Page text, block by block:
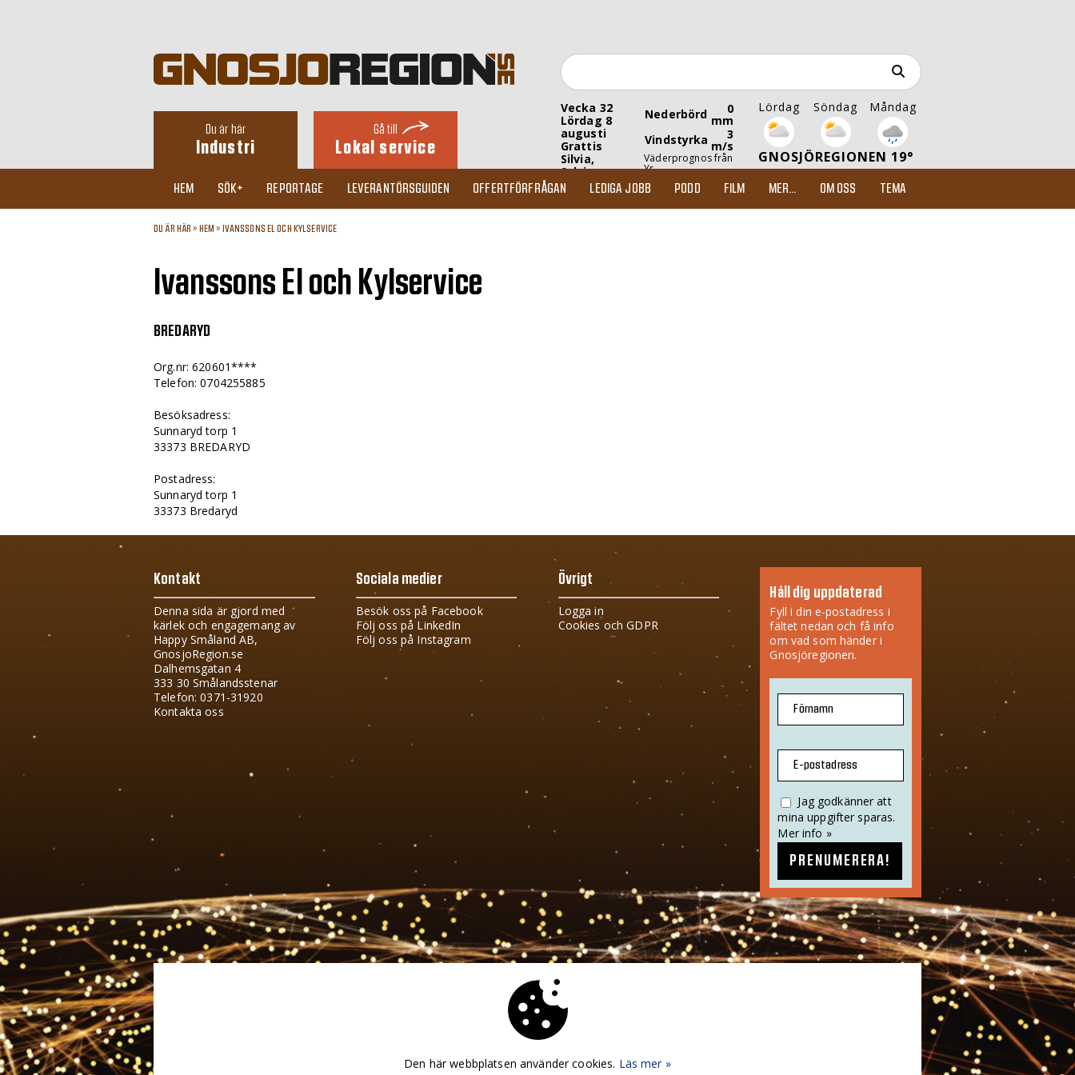
Du är här
Industri
Gå till
Lokal service
Vecka 32
Lördag 8
augusti
Grattis
Silvia,
Sylvia
Nederbörd 0
mm
Vindstyrka
3
m/s
Väderprognos från
Yr
Lördag Söndag Måndag
GNOSJÖREGIONEN 19°
HEM SÖK+ REPORTAGE LEVERANTÖRSGUIDEN OFFERTFÖRFRÅGAN LEDIGA JOBB PODD FILM MER... OM OSS TEMA
DU ÄR HÄR » HEM » IVANSSONS EL OCH KYLSERVICE
Ivanssons El och Kylservice
BREDARYD
Org.nr: 620601****
Telefon: 0704255885
Besöksadress:
Sunnaryd torp 1
33373 BREDARYD
Postadress:
Sunnaryd torp 1
33373 Bredaryd
Kontakt
Denna sida är gjord med
kärlek och engagemang av
Happy Småland AB,
GnosjoRegion.se
Dalhemsgatan 4
333 30 Smålandsstenar
Telefon: 0371-31920
Kontakta oss
Sociala medier
Besök oss på Facebook
Följ oss på LinkedIn
Följ oss på Instagram
Övrigt
Logga in
Cookies och GDPR
Håll dig uppdaterad
Fyll i din e-postadress i
fältet nedan och få info
om vad som händer i
Gnosjöregionen.
Förnamn
E-postadress
Jag godkänner att
mina uppgifter sparas.
Mer info »
PRENUMERERA!
Den här webbplatsen använder cookies. Läs mer »